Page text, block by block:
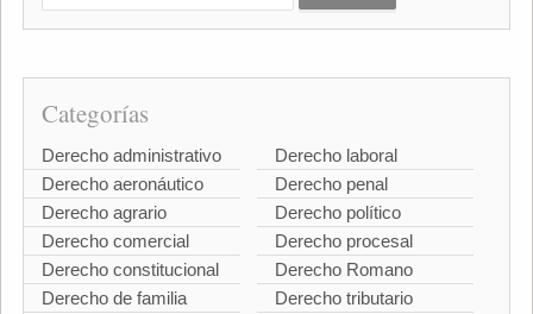
Categorías
Derecho administrativo
Derecho aeronáutico
Derecho agrario
Derecho comercial
Derecho constitucional
Derecho de familia
Derecho laboral
Derecho penal
Derecho político
Derecho procesal
Derecho Romano
Derecho tributario